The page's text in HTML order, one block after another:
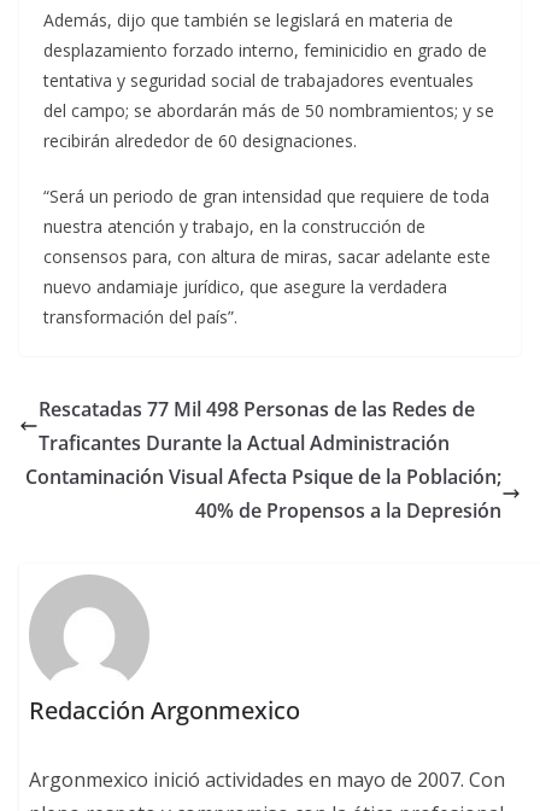
Además, dijo que también se legislará en materia de
desplazamiento forzado interno, feminicidio en grado de
tentativa y seguridad social de trabajadores eventuales
del campo; se abordarán más de 50 nombramientos; y se
recibirán alrededor de 60 designaciones.
“Será un periodo de gran intensidad que requiere de toda
nuestra atención y trabajo, en la construcción de
consensos para, con altura de miras, sacar adelante este
nuevo andamiaje jurídico, que asegure la verdadera
transformación del país”.
Rescatadas 77 Mil 498 Personas de las Redes de
Traficantes Durante la Actual Administración
Contaminación Visual Afecta Psique de la Población;
40% de Propensos a la Depresión
Redacción Argonmexico
Argonmexico inició actividades en mayo de 2007. Con